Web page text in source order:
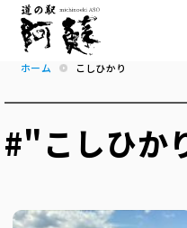
ホーム こしひかり
#"こしひか